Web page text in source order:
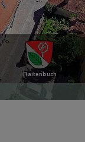
Raitenbuch